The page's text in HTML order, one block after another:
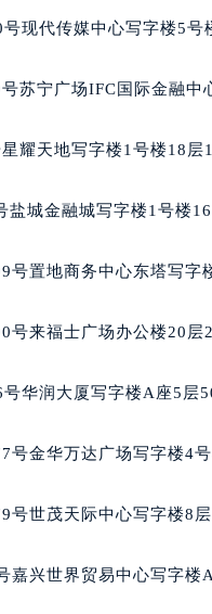
区锦绣路1067号置信广
区人民路15号国际金融
街道鸿福东路1号民盈国
区工农路57号圆融广场
区解放大道686号世界贸
区潜山路111号万象城华
山东路6号华润大厦B座
区西安大路727号中银大
区北京路928号同德昆明
区南关正街88号华侨城
现代传媒中心写字楼5号
苏宁广场IFC国际金融中
耀天地写字楼1号楼18层
城金融城写字楼1号楼
号置地商务中心东塔写字
号来福士广场办公楼20层
华润大厦写字楼A座5层
号金华万达广场写字楼4
号世茂天际中心写字楼8
嘉兴世界贸易中心写字楼